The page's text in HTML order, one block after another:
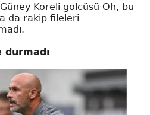
Koreli golcüsü Oh, bu
da rakip fileleri